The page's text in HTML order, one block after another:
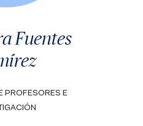
Fuentes
PROFESORES E